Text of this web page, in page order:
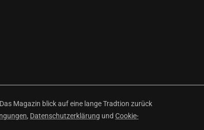
Magazin blick auf eine lange Tradtion zurück
, Datenschutzerklärung und Cookie-